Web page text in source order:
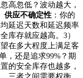
高忽低？波动越大，
供应不确定性 ：你的
延迟天数和延迟频率
库存就应越高。3）
望在多大程度上满足客
，还是追求99%？期
的安全库存也越多，